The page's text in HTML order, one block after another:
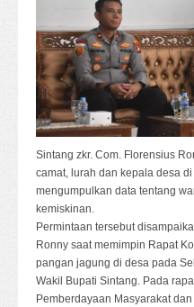
Sintang zkr. Com. Florensius
camat, lurah dan kepala desa
mengumpulkan data tentang
kemiskinan.
Permintaan tersebut
Ronny saat memimpin Rapat
pangan jagung di desa pada
Wakil Bupati Sintang. Pada
Pemberdayaan Masyarakat